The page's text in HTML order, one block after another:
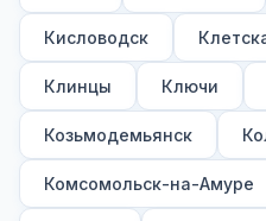
Кисловодск
Клинцы Ключи
Козьмодемьянск
Комсомольск-на-Амуре